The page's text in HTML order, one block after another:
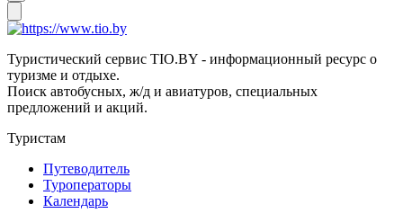
Туристический сервис TIO.BY - информационный ресурс о
туризме и отдыхе.
Поиск автобусных, ж/д и авиатуров, специальных
предложений и акций.
Туристам
Путеводитель
Туроператоры
Календарь